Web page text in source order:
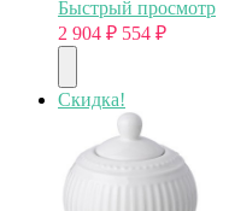
Быстрый просмотр
2 904 ₽ 554 ₽
Скидка!